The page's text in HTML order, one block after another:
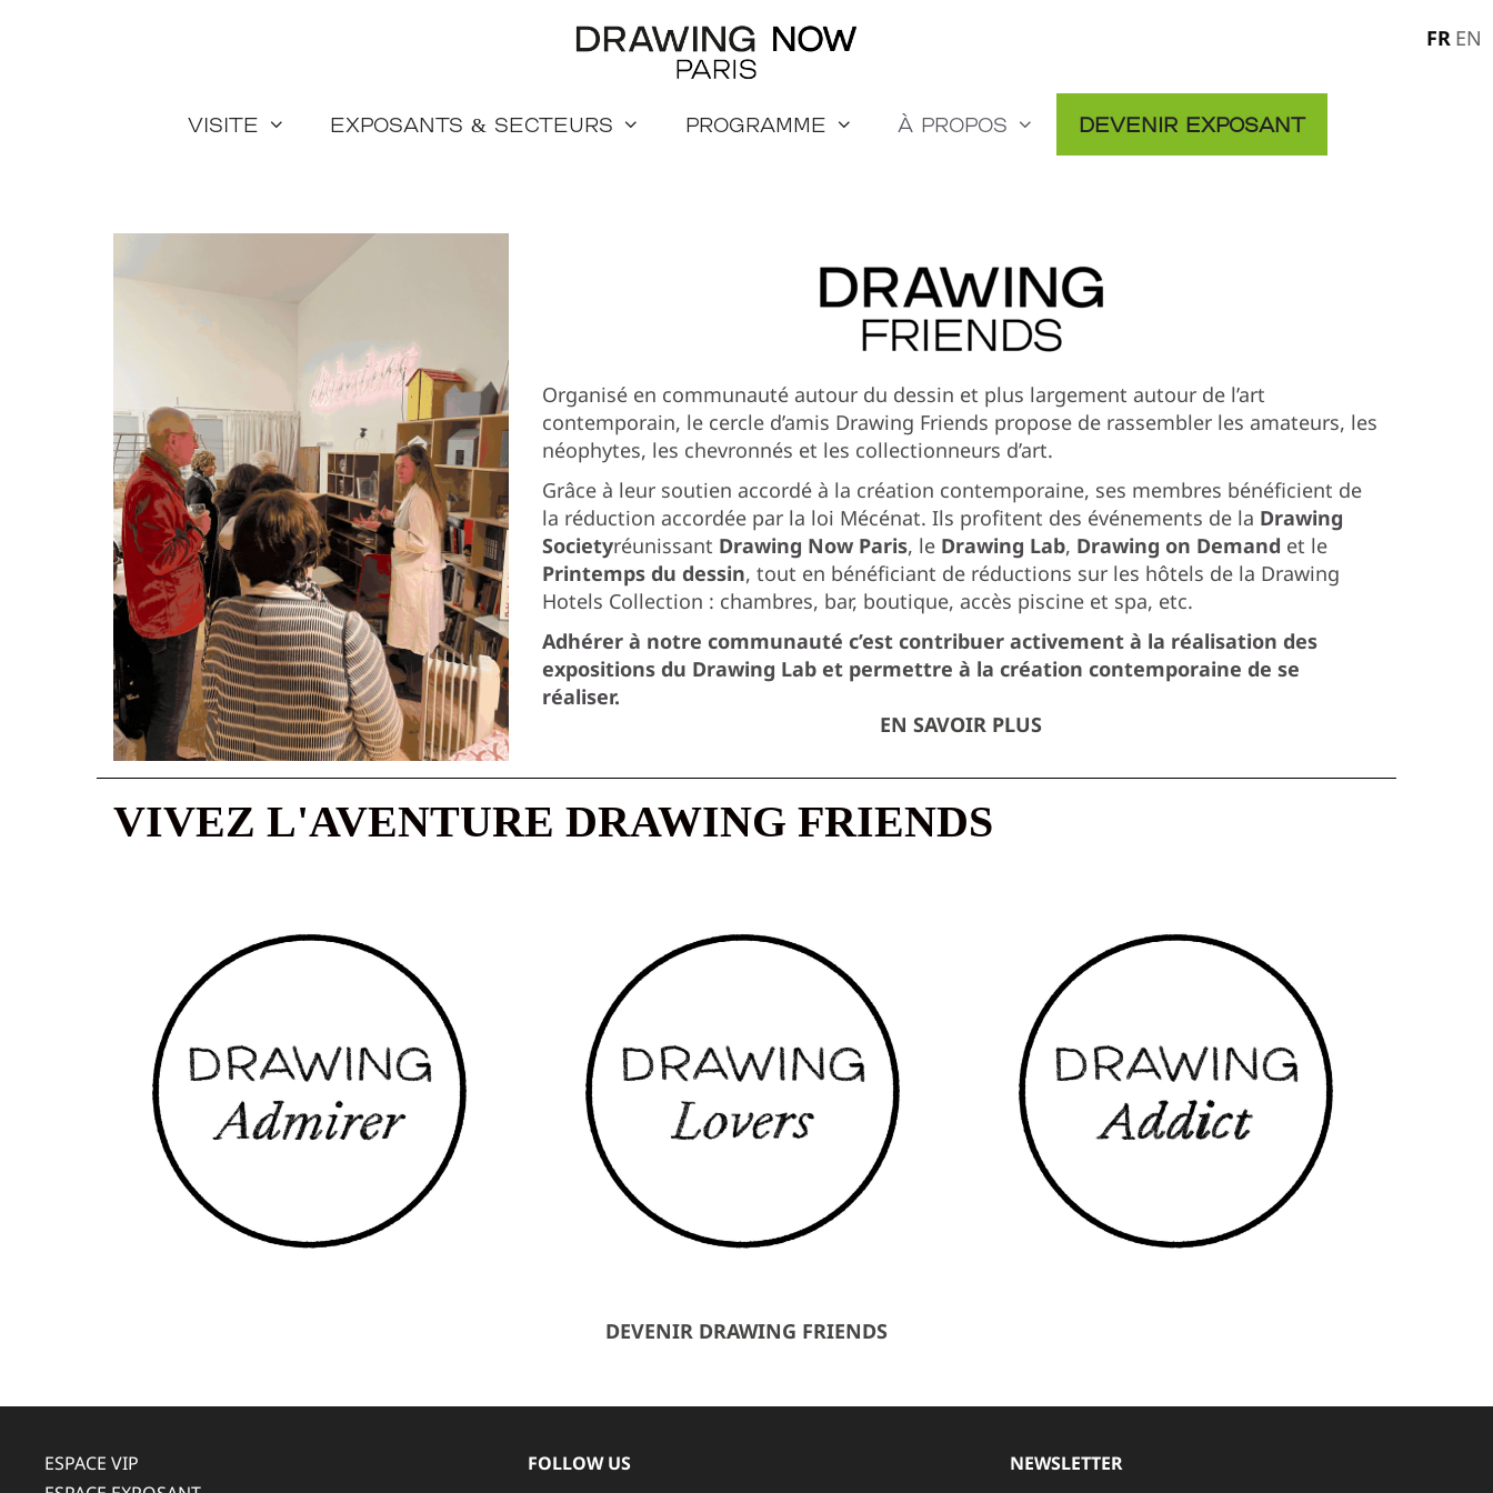
FR EN
Visite Exposants & secteurs Programme à propos Devenir exposant
Organisé en communauté autour du dessin et plus largement autour de l’art
contemporain, le cercle d’amis Drawing Friends propose de rassembler les amateurs, les
néophytes, les chevronnés et les collectionneurs d’art.
Grâce à leur soutien accordé à la création contemporaine, ses membres bénéficient de
la réduction accordée par la loi Mécénat. Ils profitent des événements de la Drawing
Societyréunissant Drawing Now Paris, le Drawing Lab, Drawing on Demand et le
Printemps du dessin, tout en bénéficiant de réductions sur les hôtels de la Drawing
Hotels Collection : chambres, bar, boutique, accès piscine et spa, etc.
Adhérer à notre communauté c’est contribuer activement à la réalisation des
expositions du Drawing Lab et permettre à la création contemporaine de se
réaliser.
EN SAVOIR PLUS
VIVEZ L'AVENTURE DRAWING FRIENDS
DEVENIR DRAWING FRIENDS
ESPACE VIP
FOLLOW US NEWSLETTER